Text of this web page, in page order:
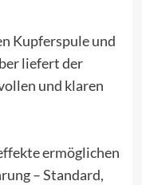
Kupferspule und
liefert der
und klaren
ermöglichen
– Standard,